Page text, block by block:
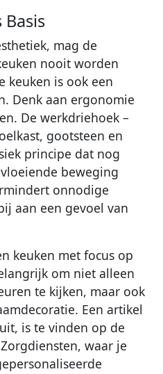
mag de
nooit worden
keuken is ook een
Denk aan ergonomie
De werkdriehoek –
gootsteen en
principe dat nog
beweging
onnodige
aan een gevoel van
keuken met focus op
om niet alleen
te kijken, maar ook
Een artikel
is te vinden op de
waar je